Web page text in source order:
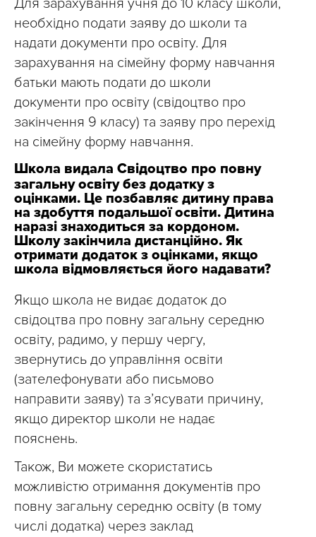
Для зарахування учня до 10 класу школи,
необхідно подати заяву до школи та
надати документи про освіту. Для
зарахування на сімейну форму навчання
батьки мають подати до школи
документи про освіту (свідоцтво про
закінчення 9 класу) та заяву про перехід
на сімейну форму навчання.
Школа видала Свідоцтво про повну
загальну освіту без додатку з
оцінками. Це позбавляє дитину права
на здобуття подальшої освіти. Дитина
наразі знаходиться за кордоном.
Школу закінчила дистанційно. Як
отримати додаток з оцінками, якщо
школа відмовляється його надавати?
Якщо школа не видає додаток до
свідоцтва про повну загальну середню
освіту, радимо, у першу чергу,
звернутись до управління освіти
(зателефонувати або письмово
направити заяву) та з’ясувати причину,
якщо директор школи не надає
пояснень.
Також, Ви можете скористатись
можливістю отримання документів про
повну загальну середню освіту (в тому
числі додатка) через заклад